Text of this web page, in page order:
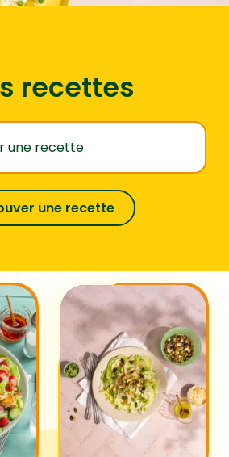
recettes
une recette